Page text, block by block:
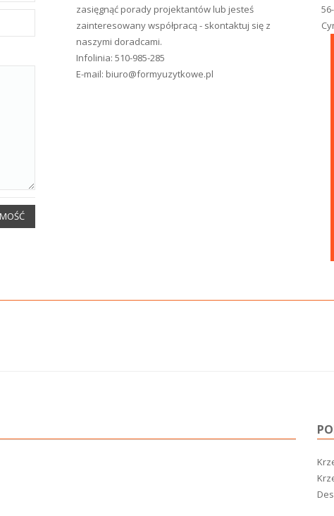
zasięgnąć porady projektantów lub jesteś
zainteresowany współpracą - skontaktuj się z
naszymi doradcami.
Infolinia:510-985-285
E-mail: biuro@formyuzytkowe.pl